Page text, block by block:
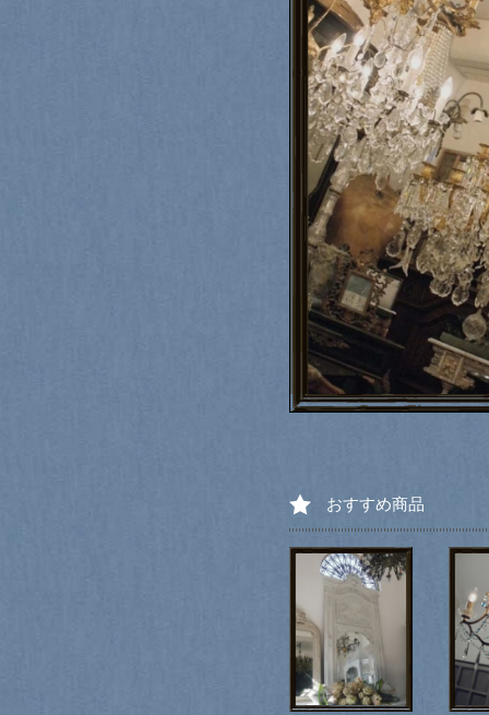
おすすめ商品